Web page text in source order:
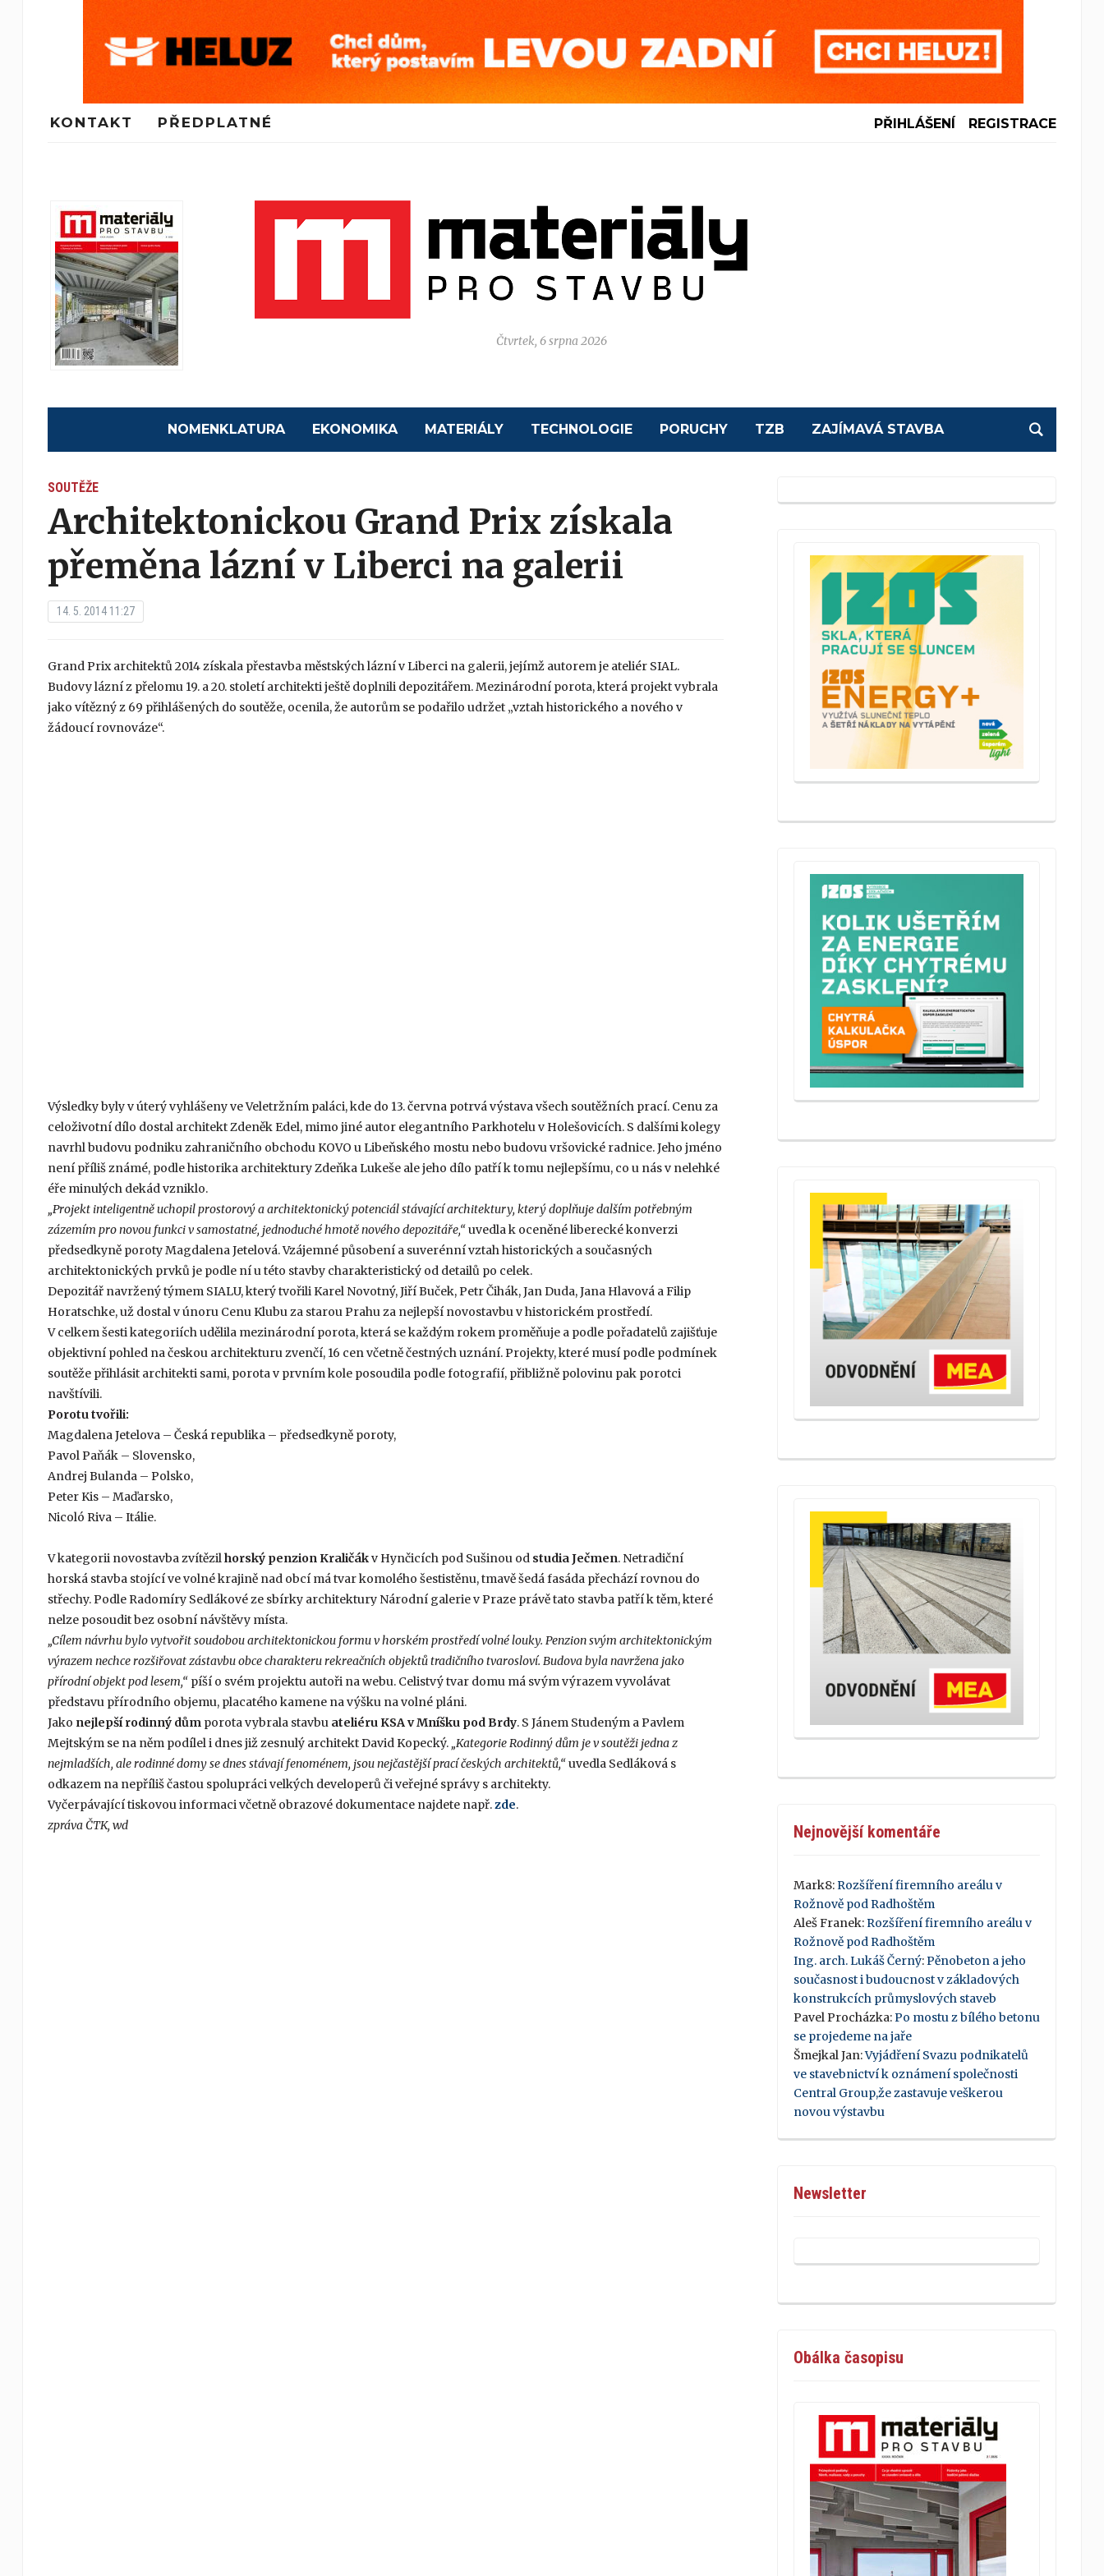
KONTAKT PŘEDPLATNÉ PŘIHLÁŠENÍ REGISTRACE
Čtvrtek, 6 srpna 2026
NOMENKLATURA EKONOMIKA MATERIÁLY TECHNOLOGIE PORUCHY TZB ZAJÍMAVÁ STAVBA
SOUTĚŽE
Architektonickou Grand Prix získala
přeměna lázní v Liberci na galerii
14. 5. 2014 11:27
Grand Prix architektů 2014 získala přestavba městských lázní v Liberci na galerii, jejímž autorem je ateliér SIAL.
Budovy lázní z přelomu 19. a 20. století architekti ještě doplnili depozitářem. Mezinárodní porota, která projekt vybrala
jako vítězný z 69 přihlášených do soutěže, ocenila, že autorům se podařilo udržet „vztah historického a nového v
žádoucí rovnováze“.
Výsledky byly v úterý vyhlášeny ve Veletržním paláci, kde do 13. června potrvá výstava všech soutěžních prací. Cenu za
celoživotní dílo dostal architekt Zdeněk Edel, mimo jiné autor elegantního Parkhotelu v Holešovicích. S dalšími kolegy
navrhl budovu podniku zahraničního obchodu KOVO u Libeňského mostu nebo budovu vršovické radnice. Jeho jméno
není příliš známé, podle historika architektury Zdeňka Lukeše ale jeho dílo patří k tomu nejlepšímu, co u nás v nelehké
éře minulých dekád vzniklo.
„Projekt inteligentně uchopil prostorový a architektonický potenciál stávající architektury, který doplňuje dalším potřebným
zázemím pro novou funkci v samostatné, jednoduché hmotě nového depozitáře,“ uvedla k oceněné liberecké konverzi
předsedkyně poroty Magdalena Jetelová. Vzájemné působení a suverénní vztah historických a současných
architektonických prvků je podle ní u této stavby charakteristický od detailů po celek.
Depozitář navržený týmem SIALU, který tvořili Karel Novotný, Jiří Buček, Petr Čihák, Jan Duda, Jana Hlavová a Filip
Horatschke, už dostal v únoru Cenu Klubu za starou Prahu za nejlepší novostavbu v historickém prostředí.
V celkem šesti kategoriích udělila mezinárodní porota, která se každým rokem proměňuje a podle pořadatelů zajišťuje
objektivní pohled na českou architekturu zvenčí, 16 cen včetně čestných uznání. Projekty, které musí podle podmínek
soutěže přihlásit architekti sami, porota v prvním kole posoudila podle fotografií, přibližně polovinu pak porotci
navštívili.
Porotu tvořili:
Magdalena Jetelova – Česká republika – předsedkyně poroty,
Pavol Paňák – Slovensko,
Andrej Bulanda – Polsko,
Peter Kis – Maďarsko,
Nicoló Riva – Itálie.
V kategorii novostavba zvítězilhorský penzion Kraličákv Hynčicích pod Sušinou od studia Ječmen. Netradiční
horská stavba stojící ve volné krajině nad obcí má tvar komolého šestistěnu, tmavě šedá fasáda přechází rovnou do
střechy. Podle Radomíry Sedlákové ze sbírky architektury Národní galerie v Praze právě tato stavba patří k těm, které
nelze posoudit bez osobní návštěvy místa.
„Cílem návrhu bylo vytvořit soudobou architektonickou formu v horském prostředí volné louky. Penzion svým architektonickým
výrazem nechce rozšiřovat zástavbu obce charakteru rekreačních objektů tradičního tvarosloví. Budova byla navržena jako
přírodní objekt pod lesem,“ píší o svém projektu autoři na webu. Celistvý tvar domu má svým výrazem vyvolávat
představu přírodního objemu, placatého kamene na výšku na volné pláni.
Jako nejlepší rodinný důmporota vybrala stavbu ateliéru KSAv Mníšku pod Brdy. S Jánem Studeným a Pavlem
Mejtským se na něm podílel i dnes již zesnulý architekt David Kopecký. „Kategorie Rodinný dům je v soutěži jedna z
nejmladších, ale rodinné domy se dnes stávají fenoménem, jsou nejčastější prací českých architektů,“ uvedla Sedláková s
odkazem na nepříliš častou spolupráci velkých developerů či veřejné správy s architekty.
Vyčerpávající tiskovou informaci včetně obrazové dokumentace najdete např.zde.
zpráva ČTK, wd
Nejnovější komentáře
Mark8:Rozšíření firemního areálu v
Rožnově pod Radhoštěm
Aleš Franek:Rozšíření firemního areálu v
Rožnově pod Radhoštěm
Ing. arch. Lukáš Černý:Pěnobeton a jeho
současnost i budoucnost v základových
konstrukcích průmyslových staveb
Pavel Procházka:Po mostu z bílého betonu
se projedeme na jaře
Šmejkal Jan:Vyjádření Svazu podnikatelů
ve stavebnictví k oznámení společnosti
Central Group,že zastavuje veškerou
novou výstavbu
Newsletter
Obálka časopisu